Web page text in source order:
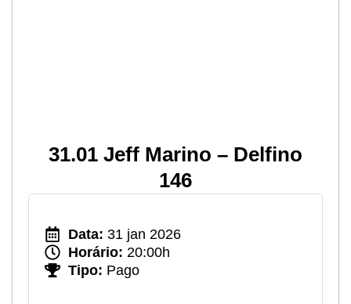
31.01 Jeff Marino – Delfino
146
Data: 31 jan 2026
Horário: 20:00h
Tipo: Pago